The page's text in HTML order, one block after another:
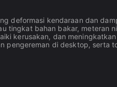
deformasi kendaraan dan
tingkat bahan bakar, meteran
kerusakan, dan
pengereman di desktop, serta